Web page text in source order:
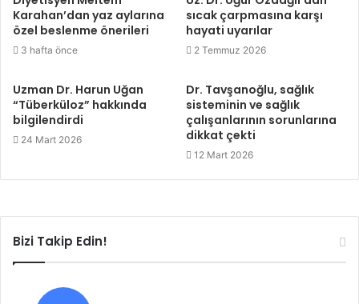
Karahan’dan yaz aylarına
özel beslenme önerileri
3 hafta önce
sıcak çarpmasına karşı
hayati uyarılar
2 Temmuz 2026
Uzman Dr. Harun Uğan
“Tüberküloz” hakkında
bilgilendirdi
24 Mart 2026
Dr. Tavşanoğlu, sağlık
sisteminin ve sağlık
çalışanlarının sorunlarına
dikkat çekti
12 Mart 2026
Bizi Takip Edin!